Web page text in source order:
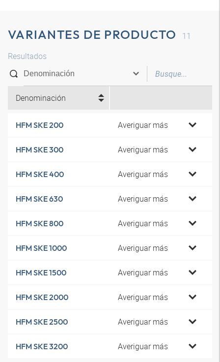
VARIANTES DE PRODUCTO
11
Resultados
Denominación
HFM SKE 200 Averiguar más
HFM SKE 300 Averiguar más
HFM SKE 400 Averiguar más
HFM SKE 630 Averiguar más
HFM SKE 800 Averiguar más
HFM SKE 1000 Averiguar más
HFM SKE 1500 Averiguar más
HFM SKE 2000 Averiguar más
HFM SKE 2500 Averiguar más
HFM SKE 3200 Averiguar más